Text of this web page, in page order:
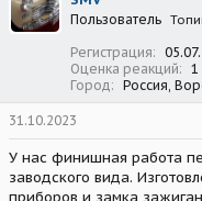
и
и
Пользователь
Регистрация
Оценка реакций
1
Город
Россия,
31.10.2023
У нас финишная работа
заводского вида.
приборов и замка